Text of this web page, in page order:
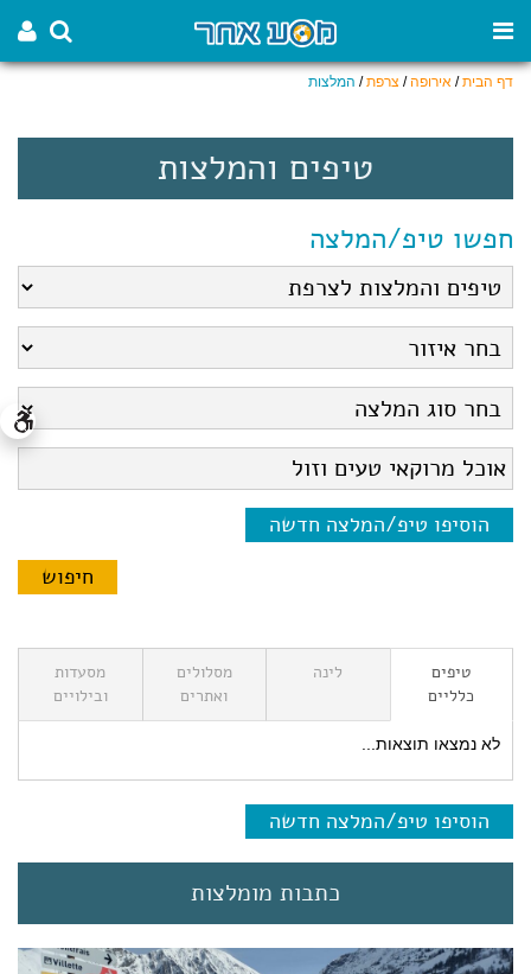
דף הבית/ אירופה/ צרפת/ המלצות
טיפים והמלצות
חפשו טיפ/המלצה
הוסיפו טיפ/המלצה חדשה
טיפים
כלליים
לינה
מסלולים
ואתרים
מסעדות
ובילויים
לא נמצאו תוצאות...
הוסיפו טיפ/המלצה חדשה
כתבות מומלצות